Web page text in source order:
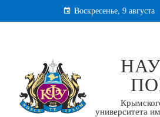
к
Воскресенье, 9 августа
университета